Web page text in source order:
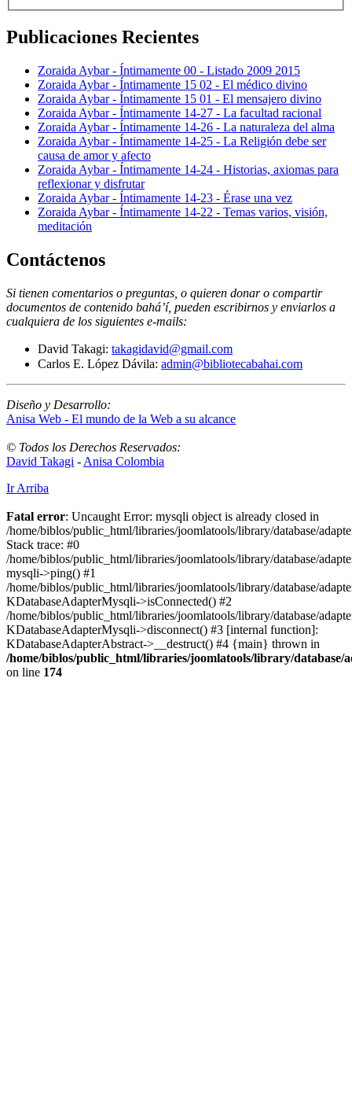
Publicaciones Recientes
Zoraida Aybar - Íntimamente 00 - Listado 2009 2015
Zoraida Aybar - Íntimamente 15 02 - El médico divino
Zoraida Aybar - Íntimamente 15 01 - El mensajero divino
Zoraida Aybar - Íntimamente 14-27 - La facultad racional
Zoraida Aybar - Íntimamente 14-26 - La naturaleza del alma
Zoraida Aybar - Íntimamente 14-25 - La Religión debe ser
causa de amor y afecto
Zoraida Aybar - Íntimamente 14-24 - Historias, axiomas para
reflexionar y disfrutar
Zoraida Aybar - Íntimamente 14-23 - Érase una vez
Zoraida Aybar - Íntimamente 14-22 - Temas varios, visión,
meditación
Contáctenos
Si tienen comentarios o preguntas, o quieren donar o compartir
documentos de contenido bahá’í, pueden escribirnos y enviarlos a
cualquiera de los siguientes e-mails:
David Takagi: takagidavid@gmail.com
Carlos E. López Dávila: admin@bibliotecabahai.com
Diseño y Desarrollo:
Anisa Web - El mundo de la Web a su alcance
© Todos los Derechos Reservados:
David Takagi - Anisa Colombia
Ir Arriba
Fatal error: Uncaught Error: mysqli object is already closed in
/home/biblos/public_html/libraries/joomlatools/library/database/
Stack trace: #0
/home/biblos/public_html/libraries/joomlatools/library/database/
mysqli->ping() #1
/home/biblos/public_html/libraries/joomlatools/library/database/
KDatabaseAdapterMysqli->isConnected() #2
/home/biblos/public_html/libraries/joomlatools/library/database/
KDatabaseAdapterMysqli->disconnect() #3 [internal function]:
KDatabaseAdapterAbstract->__destruct() #4 {main} thrown in
/home/biblos/public_html/libraries/joomlatools/library/database/
on line 174